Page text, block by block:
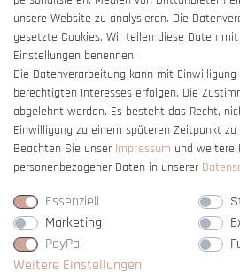
Vertrag
unsere Website zu analysieren. Die
gesetzte Cookies. Wir teilen diese Daten
Einstellungen benennen.
Die Datenverarbeitung kann mit
berechtigten Interesses erfolgen. Die
abgelehnt werden. Es besteht das Recht,
Einwilligung zu einem späteren Zeitpunkt
Beachten Sie unser Impressum und weitere
personenbezogener Daten in unserer
Essenziell
Marketing
PayPal
Weitere Einstellungen